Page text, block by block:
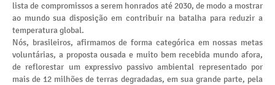
lista de compromissos a serem honrados até 2030, de modo a mostrar
ao mundo sua disposição em contribuir na batalha para reduzir a
temperatura global.
Nós, brasileiros, afirmamos de forma categórica em nossas metas
voluntárias, a proposta ousada e muito bem recebida mundo afora,
de reflorestar um expressivo passivo ambiental representado por
mais de 12 milhões de terras degradadas, em sua grande parte, pela